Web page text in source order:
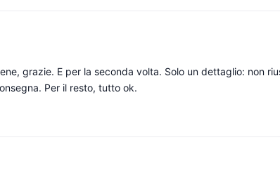
grazie. E per la seconda volta. Solo un dettaglio: non
Per il resto, tutto ok.